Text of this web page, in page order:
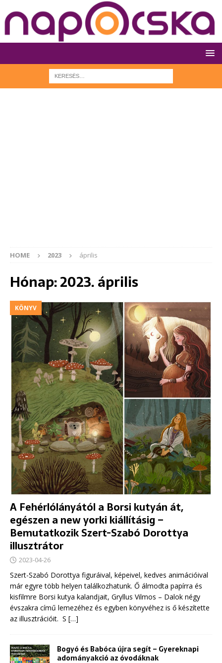
HOME 2023 április
Hónap:2023. április
KÖNYV
A Fehérlólányától a Borsi kutyán át,
egészen a new yorki kiállításig –
Bemutatkozik Szert-Szabó Dorottya
illusztrátor
2023-04-26
Szert-Szabó Dorottya figuráival, képeivel, kedves animációival
már egyre több helyen találkozhatunk. Ő álmodta papírra és
kisfilmre Borsi kutya kalandjait, Gryllus Vilmos – Dalok négy
évszakra című lemezéhez és egyben könyvéhez is ő készítette
az illusztrációit. S […]
Bogyó és Babóca újra segít – Gyereknapi
adományakció az óvodáknak